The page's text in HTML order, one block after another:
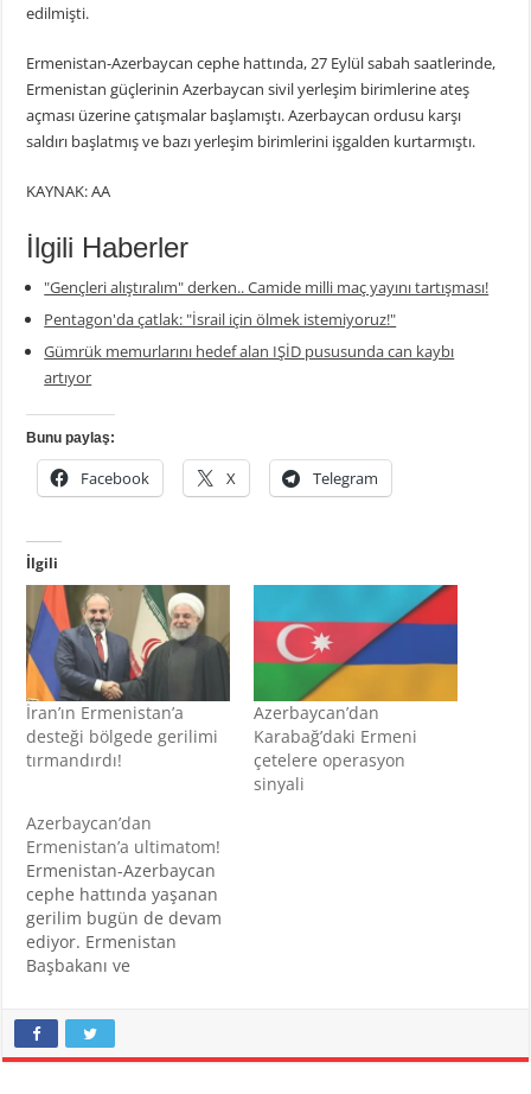
edilmişti.
Ermenistan-Azerbaycan cephe hattında, 27 Eylül sabah saatlerinde,
Ermenistan güçlerinin Azerbaycan sivil yerleşim birimlerine ateş
açması üzerine çatışmalar başlamıştı. Azerbaycan ordusu karşı
saldırı başlatmış ve bazı yerleşim birimlerini işgalden kurtarmıştı.
KAYNAK: AA
İlgili Haberler
"Gençleri alıştıralım" derken.. Camide milli maç yayını tartışması!
Pentagon'da çatlak: "İsrail için ölmek istemiyoruz!"
Gümrük memurlarını hedef alan IŞİD pususunda can kaybı
artıyor
Bunu paylaş:
Facebook X Telegram
İlgili
İran’ın Ermenistan’a
desteği bölgede gerilimi
tırmandırdı!
Azerbaycan’dan
Karabağ’daki Ermeni
çetelere operasyon
sinyali
Azerbaycan’dan
Ermenistan’a ultimatom!
Ermenistan-Azerbaycan
cephe hattında yaşanan
gerilim bugün de devam
ediyor. Ermenistan
Başbakanı ve
açıklamalar gelirken,
Erivan'ın saldırıları